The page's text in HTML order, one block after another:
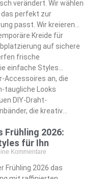
verändert. Wir wählen
das perfekt zur
passt. Wir kreieren
handgemalte
wunderschön zur
bauen
ein, die mühelos
setzen.
Kreide für
auf sichere
frische
einfache Styles
Wir befestigen
die dauerhafte
Wir basteln
Zöpfe, die Kinder
Accessoires an, die
taugliche Looks
DIY-Draht-
die kreativ
die den saisonalen
einfangen.
Techniken, die nur
darstellen.
Frühling 2026:
für Ihn
Kommentare
Frühling 2026 das